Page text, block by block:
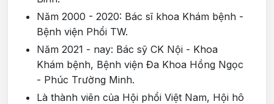
Năm 2000 - 2020: Bác sĩ khoa Khám bệnh -
Bệnh viện Phổi TW.
Năm 2021 - nay: Bác sỹ CK Nội - Khoa
Khám bệnh, Bệnh viện Đa Khoa Hồng Ngọc
- Phúc Trường Minh.
Là thành viên của Hội phổi Việt Nam, Hội hô